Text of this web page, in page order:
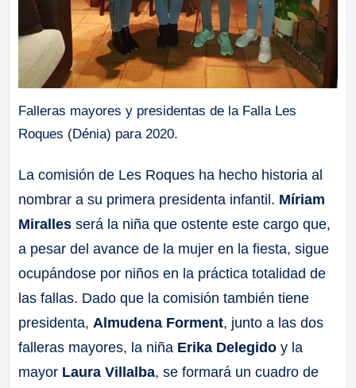
Falleras mayores y presidentas de la Falla Les
Roques (Dénia) para 2020.
La comisión de Les Roques ha hecho historia al
nombrar a su primera presidenta infantil. Míriam
Mirallesserá la niña que ostente este cargo que,
a pesar del avance de la mujer en la fiesta, sigue
ocupándose por niños en la práctica totalidad de
las fallas. Dado que la comisión también tiene
presidenta,Almudena Forment, junto a las dos
falleras mayores, la niña Erika Delegido y la
mayor Laura Villalba, se formará un cuadro de